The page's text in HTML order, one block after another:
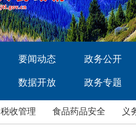
要闻动态 政务公开
数据开放 政务专题
税收管理 食品药品安全 义